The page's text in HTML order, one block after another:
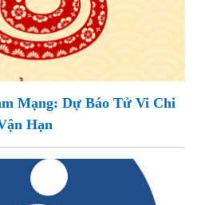
Mạng: Dự Báo Tử Vi Chi
Hạn